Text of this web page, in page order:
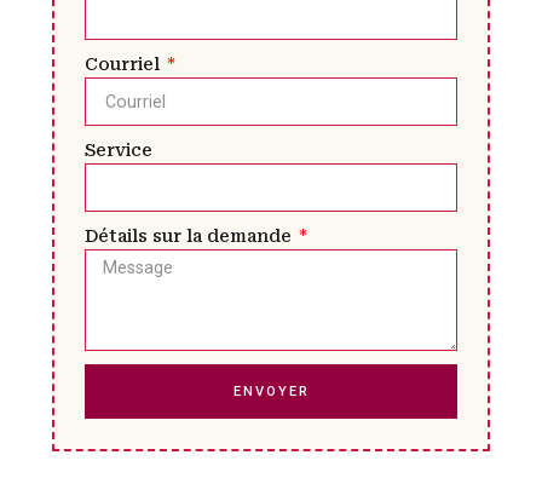
Courriel
Service
Détails sur la demande
ENVOYER